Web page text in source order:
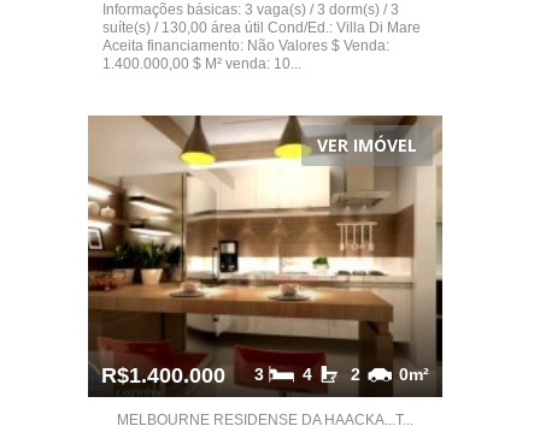
Informações básicas: 3 vaga(s) / 3 dorm(s) / 3
suíte(s) / 130,00 área útil Cond/Ed.: Villa Di Mare
Aceita financiamento: Não Valores $ Venda:
1.400.000,00 $ M² venda: 10...
VER IMÓVEL
R$1.400.000 0m²
2
4
3
MELBOURNE RESIDENSE DA HAACKA...T...